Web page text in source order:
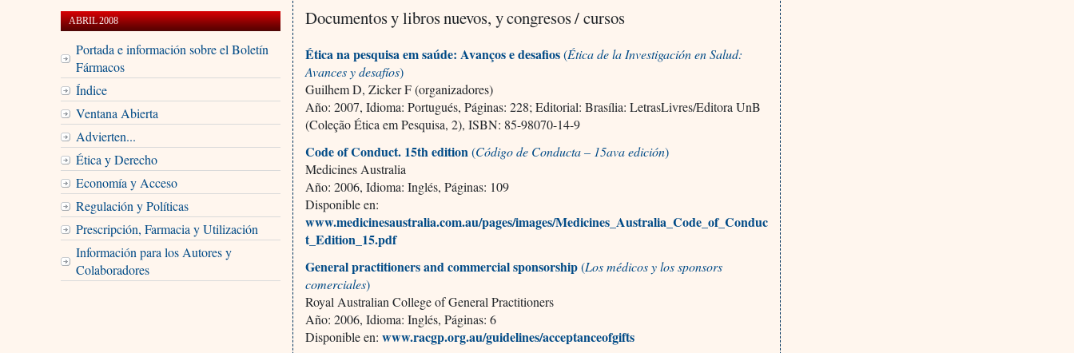
ABRIL 2008
Portada e información sobre el Boletín
Fármacos
Índice
Ventana Abierta
Advierten...
Ética y Derecho
Economía y Acceso
Regulación y Políticas
Prescripción, Farmacia y Utilización
Información para los Autores y
Colaboradores
Documentos y libros nuevos, y congresos / cursos
Ética na pesquisa em saúde: Avanços e desafios(Ética de la Investigación en Salud:
Avances y desafíos)
Guilhem D, Zicker F (organizadores)
Año: 2007, Idioma: Portugués, Páginas: 228; Editorial: Brasília: LetrasLivres/Editora UnB
(Coleção Ética em Pesquisa, 2), ISBN: 85-98070-14-9
Code of Conduct. 15th edition(Código de Conducta – 15ava edición)
Medicines Australia
Año: 2006, Idioma: Inglés, Páginas: 109
Disponible en:
www.medicinesaustralia.com.au/pages/images/Medicines_Australia_Code_of_Conduc
t_Edition_15.pdf
General practitioners and commercial sponsorship(Los médicos y los sponsors
comerciales)
Royal Australian College of General Practitioners
Año: 2006, Idioma: Inglés, Páginas: 6
Disponible en:www.racgp.org.au/guidelines/acceptanceofgifts